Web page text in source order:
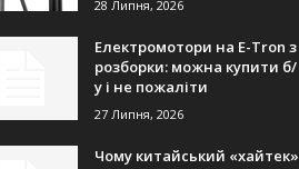
28 Липня, 2026
Електромотори на E-Tron з
розборки: можна купити б/
у і не пожаліти
27 Липня, 2026
Чому китайський «хайтек»